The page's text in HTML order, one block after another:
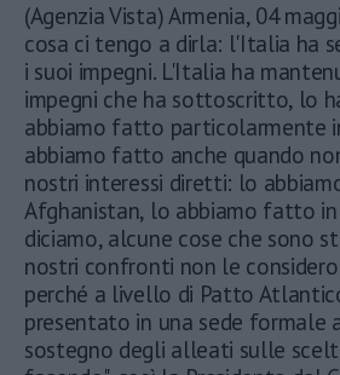
(Agenzia Vista) Armenia, 04
cosa ci tengo a dirla: l'Italia ha
i suoi impegni. L'Italia ha
impegni che ha sottoscritto, lo
abbiamo fatto particolarmente
abbiamo fatto anche quando
nostri interessi diretti: lo
Afghanistan, lo abbiamo fatto in
diciamo, alcune cose che sono
nostri confronti non le
perché a livello di Patto
presentato in una sede formale
sostegno degli alleati sulle